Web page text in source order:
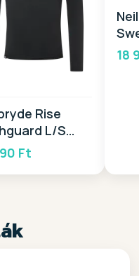
Rise
L/S
Ft
18